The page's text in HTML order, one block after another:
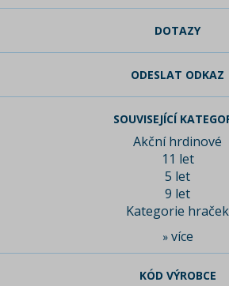
DOTAZY
ODESLAT ODKAZ
SOUVISEJÍCÍ
Akční hrdinové
11 let
5 let
9 let
Kategorie hraček
» více
KÓD VÝROBCE